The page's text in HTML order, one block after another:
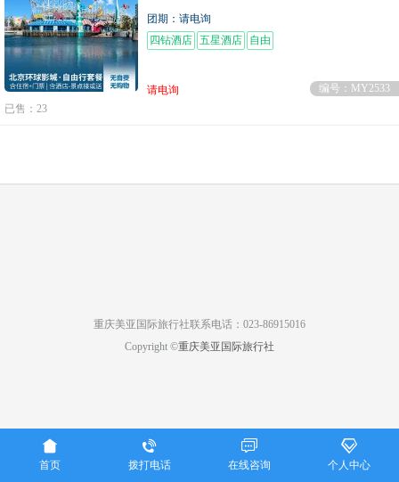
团期：请电询
四钻酒店 五星酒店 自由
请电询
编号：MY2533
已售：23
重庆美亚国际旅行社联系电话：023-86915016
Copyright ©重庆美亚国际旅行社

首页

拨打电话

在线咨询

个人中心